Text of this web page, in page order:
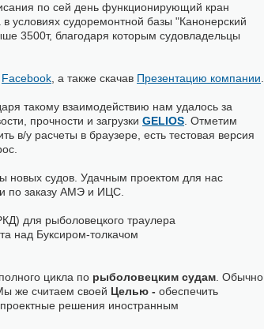
по сей день функционирующий кран
условиях судоремонтной базы "Канонерский
3500т, благодаря которым судовладельцы
Facebook , а также скачав Презентацию компании
такому взаимодействию нам удалось за
прочности и загрузки GELIOS . Отметим
в/у расчеты в браузере, есть тестовая версия
новых судов. Удачным проектом для нас
по заказу АМЭ и ИЦС.
для рыболовецкого траулера
над Буксиром-толкачом
цикла по рыболовецким судам . Обычно
же считаем своей Целью - обеспечить
проектные решения иностранным